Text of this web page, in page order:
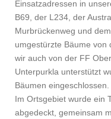
Einsatzadressen in
B69, der L234, der
Murbrückenweg und
umgestürzte Bäume
wir auch von der FF
Unterpurkla unterstützt
Bäumen eingeschlossen.
Im Ortsgebiet wurde ein
abgedeckt, gemeinsam